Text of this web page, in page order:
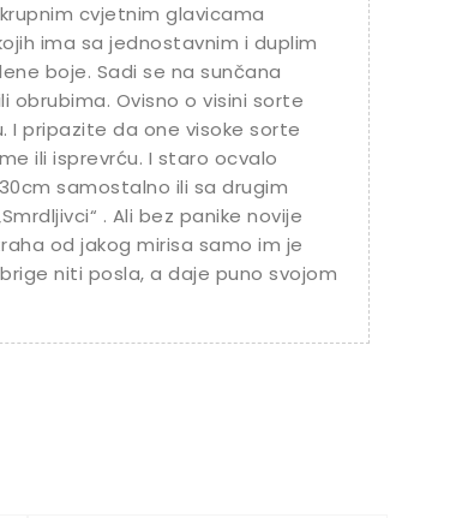
cvjetnim glavicama
ima sa jednostavnim i duplim
boje. Sadi se na sunčana
Ovisno o visini sorte
I pripazite da one visoke sorte
ili isprevrću. I staro ocvalo
samostalno ili sa drugim
. Ali bez panike novije
od jakog mirisa samo im je
niti posla, a daje puno svojom